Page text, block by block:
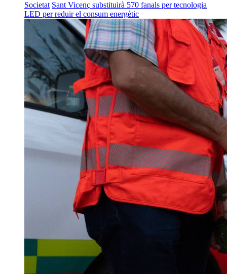
Societat Sant Vicenç substituirà 570 fanals per tecnologia
LED per reduir el consum energètic